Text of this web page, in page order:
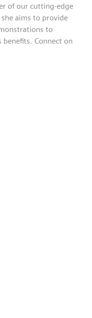
of our cutting-edge
aims to provide
to
Connect on